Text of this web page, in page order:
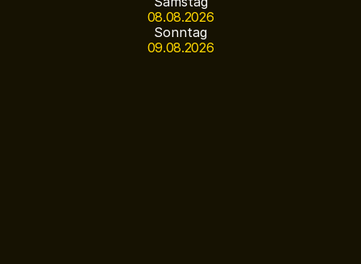
08.08.2026
Sonntag
09.08.2026